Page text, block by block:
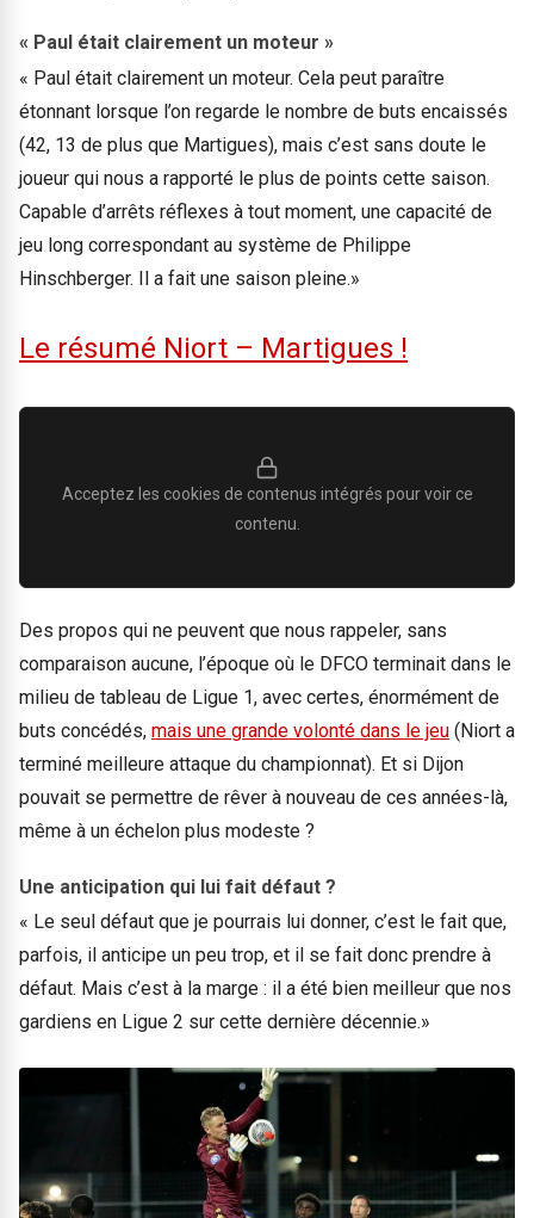
« Paul était clairement un moteur »
« Paul était clairement un moteur. Cela peut paraître
étonnant lorsque l’on regarde le nombre de buts encaissés
(42, 13 de plus que Martigues), mais c’est sans doute le
joueur qui nous a rapporté le plus de points cette saison.
Capable d’arrêts réflexes à tout moment, une capacité de
jeu long correspondant au système de Philippe
Hinschberger. Il a fait une saison pleine.»
Le résumé Niort – Martigues !
Acceptez les cookies de contenus intégrés pour voir ce
contenu.
Des propos qui ne peuvent que nous rappeler, sans
comparaison aucune, l’époque où le DFCO terminait dans le
milieu de tableau de Ligue 1, avec certes, énormément de
buts concédés, mais une grande volonté dans le jeu (Niort a
terminé meilleure attaque du championnat). Et si Dijon
pouvait se permettre de rêver à nouveau de ces années-là,
même à un échelon plus modeste ?
Une anticipation qui lui fait défaut ?
« Le seul défaut que je pourrais lui donner, c’est le fait que,
parfois, il anticipe un peu trop, et il se fait donc prendre à
défaut. Mais c’est à la marge : il a été bien meilleur que nos
gardiens en Ligue 2 sur cette dernière décennie.»